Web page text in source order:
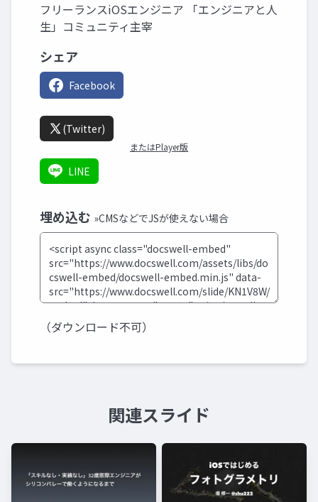
フリーランスiOSエンジニア 「エンジニアと人
生」コミュニティ主宰
シェア
Facebook
(Twitter)
またはPlayer版
LINE
埋め込む »CMSなどでJSが使えない場合
（ダウンロード不可）
関連スライド